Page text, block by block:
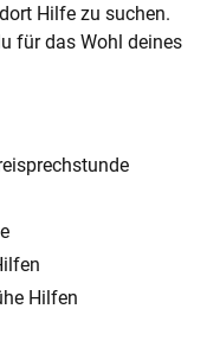
Hilfe zu suchen.
für das Wohl deines
Hilfen